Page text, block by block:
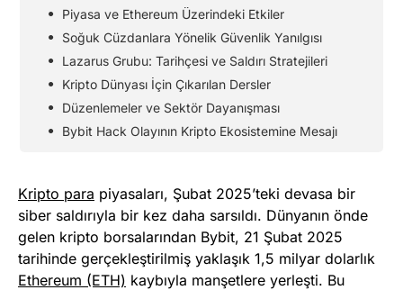
Piyasa ve Ethereum Üzerindeki Etkiler
Soğuk Cüzdanlara Yönelik Güvenlik Yanılgısı
Lazarus Grubu: Tarihçesi ve Saldırı Stratejileri
Kripto Dünyası İçin Çıkarılan Dersler
Düzenlemeler ve Sektör Dayanışması
Bybit Hack Olayının Kripto Ekosistemine Mesajı
Kripto para piyasaları, Şubat 2025’teki devasa bir
siber saldırıyla bir kez daha sarsıldı. Dünyanın önde
gelen kripto borsalarından Bybit, 21 Şubat 2025
tarihinde gerçekleştirilmiş yaklaşık 1,5 milyar dolarlık
Ethereum (ETH) kaybıyla manşetlere yerleşti. Bu